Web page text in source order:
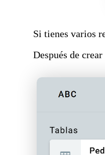
Si tienes varios
Después de